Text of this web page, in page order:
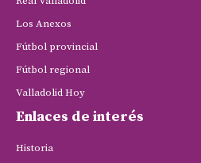
Los Anexos
Fútbol provincial
Fútbol regional
Valladolid Hoy
Enlaces de interés
Historia